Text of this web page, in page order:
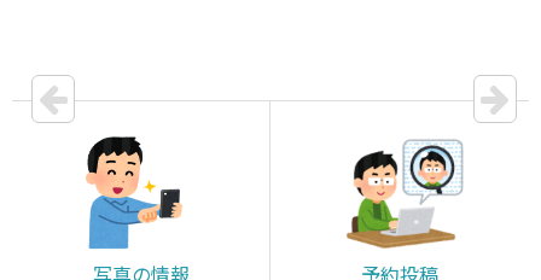
写真の情報 予約投稿